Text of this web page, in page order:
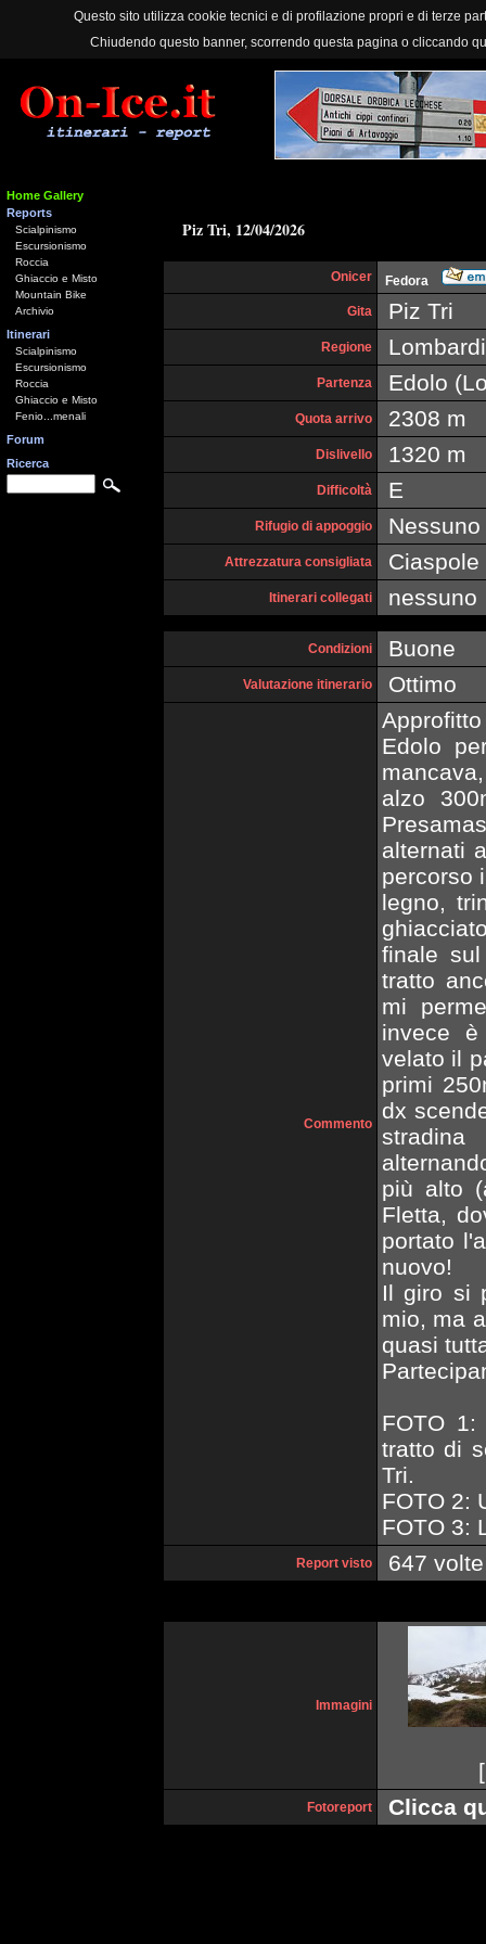
Questo sito utilizza cookie tecnici e di profilazione propri e di terze
Chiudendo questo banner, scorrendo questa pagina o cliccando
Home Gallery
Reports
Scialpinismo
Escursionismo
Roccia
Ghiaccio e Misto
Mountain Bike
Archivio
Itinerari
Scialpinismo
Escursionismo
Roccia
Ghiaccio e Misto
Fenio...menali
Forum
Ricerca
Piz Tri, 12/04/2026
Onicer
Fedora
Gita
Piz Tri
Regione
Partenza Edolo
Quota arrivo 2308 m
Dislivello 1320 m
Difficoltà E
Rifugio di appoggio Nessuno
Attrezzatura consigliata
Itinerari collegati nessuno
Condizioni Buone
Valutazione itinerario Ottimo
Commento
Edolo
alzo
alternati
percorso
legno,
finale
tratto
mi
invece
velato il
primi
dx
più alto
Fletta,
portato
nuovo!
Il giro si
mio, ma
quasi
FOTO
tratto di
Tri.
FOTO 2:
FOTO 3:
Report visto 647 volte
Immagini
[
Fotoreport Clicca